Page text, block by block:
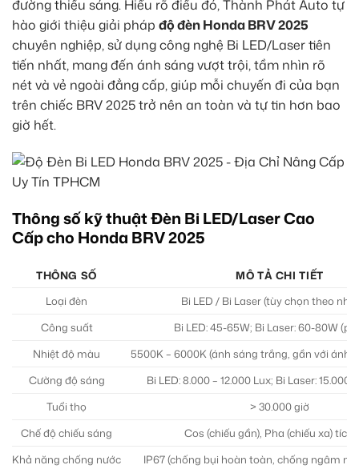
đường thiếu sáng. Hiểu rõ điều đó, Thành Phát Auto tự
hào giới thiệu giải pháp độ đèn Honda BRV 2025
chuyên nghiệp, sử dụng công nghệ Bi LED/Laser tiên
tiến nhất, mang đến ánh sáng vượt trội, tầm nhìn rõ
nét và vẻ ngoài đẳng cấp, giúp mỗi chuyến đi của bạn
trên chiếc BRV 2025 trở nên an toàn và tự tin hơn bao
giờ hết.
Thông số kỹ thuật Đèn Bi LED/Laser Cao
Cấp cho Honda BRV 2025
THÔNG SỐ
MÔ TẢ CHI TIẾT
Loại đèn
Bi LED / Bi Laser (tùy chọn theo nhu
Công suất
Bi LED: 45-65W; Bi Laser: 60-80W
Nhiệt độ màu
5500K – 6000K (ánh sáng trắng, gần với ánh
Cường độ sáng
Bi LED: 8.000 – 12.000 Lux; Bi Laser: 15.000
Tuổi thọ
> 30.000 giờ
Chế độ chiếu sáng
Cos (chiếu gần), Pha (chiếu xa) tích
Khả năng chống nước
IP67 (chống bụi hoàn toàn, chống ngâm